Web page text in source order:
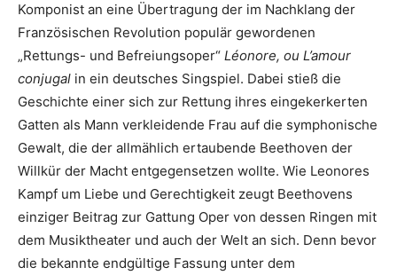
Komponist an eine Übertragung der im Nachklang der
Französischen Revolution populär gewordenen
„Rettungs- und Befreiungsoper“ Léonore, ou L’amour
conjugal in ein deutsches Singspiel. Dabei stieß die
Geschichte einer sich zur Rettung ihres eingekerkerten
Gatten als Mann verkleidende Frau auf die symphonische
Gewalt, die der allmählich ertaubende Beethoven der
Willkür der Macht entgegensetzen wollte. Wie Leonores
Kampf um Liebe und Gerechtigkeit zeugt Beethovens
einziger Beitrag zur Gattung Oper von dessen Ringen mit
dem Musiktheater und auch der Welt an sich. Denn bevor
die bekannte endgültige Fassung unter dem